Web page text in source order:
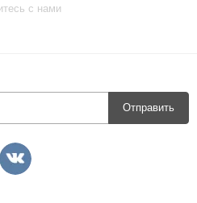
с нами
Отправить